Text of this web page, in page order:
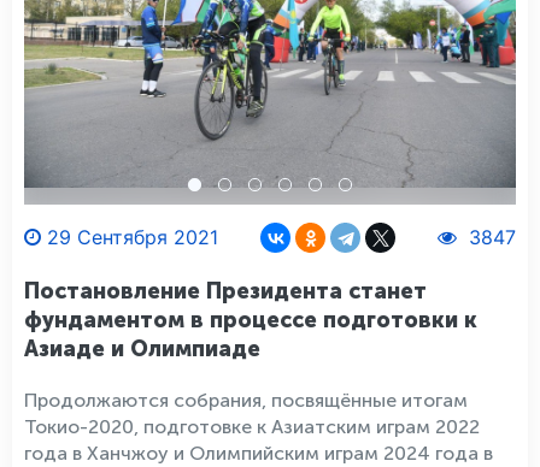
29 Сентября 2021 3847
Постановление Президента станет
фундаментом в процессе подготовки к
Азиаде и Олимпиаде
Продолжаются собрания, посвящённые итогам
Токио-2020, подготовке к Азиатским играм 2022
года в Ханчжоу и Олимпийским играм 2024 года в